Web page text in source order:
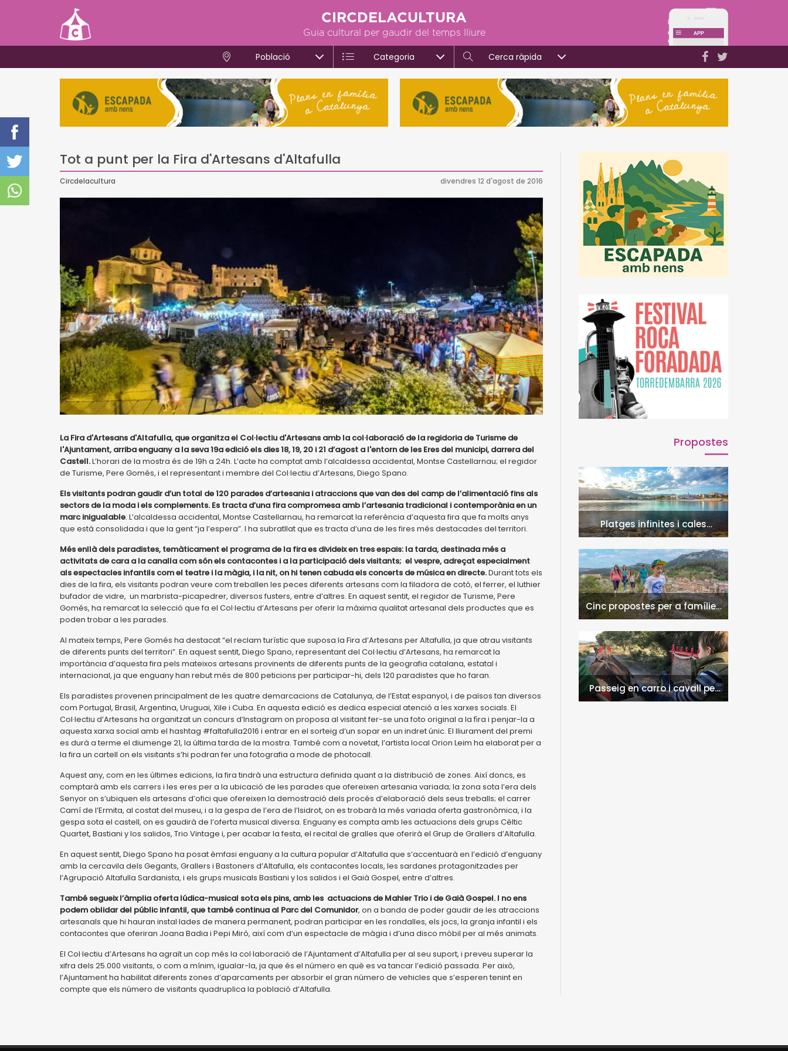
CIRCDELACULTURA
Guia cultural per gaudir del temps lliure
Població Categoria Cerca ràpida
Tot a punt per la Fira d'Artesans d'Altafulla
Circdelacultura divendres 12 d'agost de 2016
La Fira d'Artesans d'Altafulla, que organitza el Col·lectiu d'Artesans amb la col·laboració de la regidoria de Turisme de
l'Ajuntament, arriba enguany a la seva 19a edició els dies 18, 19, 20 i 21 d’agost a l'entorn de les Eres del municipi, darrera del
Castell.L’horari de la mostra és de 19h a 24h. L’acte ha comptat amb l’alcaldessa accidental, Montse Castellarnau; el regidor
de Turisme, Pere Gomés, i el representant i membre del Col·lectiu d’Artesans, Diego Spano.
Els visitants podran gaudir d’un total de 120 parades d’artesania i atraccions que van des del camp de l’alimentació fins als
sectors de la moda i els complements. Es tracta d’una fira compromesa amb l’artesania tradicional i contemporània en un
marc inigualable. L’alcaldessa accidental, Montse Castellarnau, ha remarcat la referència d’aquesta fira que fa molts anys
que està consolidada i que la gent “ja l’espera”. I ha subratllat que es tracta d’una de les fires més destacades del territori.
Més enllà dels paradistes, temàticament el programa de la fira es divideix en tres espais: la tarda, destinada més a
activitats de cara a la canalla com són els contacontes i a la participació dels visitants; el vespre, adreçat especialment
als espectacles infantils com el teatre i la màgia, i la nit, on hi tenen cabuda els concerts de música en directe.Durant tots els
dies de la fira, els visitants podran veure com treballen les peces diferents artesans com la filadora de cotó, el ferrer, el luthier
bufador de vidre, un marbrista-picapedrer, diversos fusters, entre d’altres. En aquest sentit, el regidor de Turisme, Pere
Gomés, ha remarcat la selecció que fa el Col·lectiu d’Artesans per oferir la màxima qualitat artesanal dels productes que es
poden trobar a les parades.
Al mateix temps, Pere Gomés ha destacat “el reclam turístic que suposa la Fira d’Artesans per Altafulla, ja que atrau visitants
de diferents punts del territori”. En aquest sentit, Diego Spano, representant del Col·lectiu d’Artesans, ha remarcat la
importància d’aquesta fira pels mateixos artesans provinents de diferents punts de la geografia catalana, estatal i
internacional, ja que enguany han rebut més de 800 peticions per participar-hi, dels 120 paradistes que ho faran.
Els paradistes provenen principalment de les quatre demarcacions de Catalunya, de l’Estat espanyol, i de països tan diversos
com Portugal, Brasil, Argentina, Uruguai, Xile i Cuba. En aquesta edició es dedica especial atenció a les xarxes socials. El
Col·lectiu d’Artesans ha organitzat un concurs d’Instagram on proposa al visitant fer-se una foto original a la ﬁra i penjar-la a
aquesta xarxa social amb el hashtag #faltafulla2016 i entrar en el sorteig d’un sopar en un indret únic. El lliurament del premi
es durà a terme el diumenge 21, la última tarda de la mostra. També com a novetat, l’artista local Orion Leim ha elaborat per a
la fira un cartell on els visitants s’hi podran fer una fotografia a mode de photocall.
Aquest any, com en les últimes edicions, la fira tindrà una estructura definida quant a la distribució de zones. Així doncs, es
comptarà amb els carrers i les eres per a la ubicació de les parades que ofereixen artesania variada; la zona sota l’era dels
Senyor on s’ubiquen els artesans d’ofici que ofereixen la demostració dels procés d’elaboració dels seus treballs; el carrer
Camí de l’Ermita, al costat del museu, i a la gespa de l’era de l’Isidrot, on es trobarà la més variada oferta gastronòmica, i la
gespa sota el castell, on es gaudirà de l’oferta musical diversa. Enguany es compta amb les actuacions dels grups Cèltic
Quartet, Bastiani y los salidos, Trio Vintage i, per acabar la festa, el recital de gralles que oferirà el Grup de Grallers d’Altafulla.
En aquest sentit, Diego Spano ha posat èmfasi enguany a la cultura popular d’Altafulla que s’accentuarà en l’edició d’enguany
amb la cercavila dels Gegants, Grallers i Bastoners d’Altafulla, els contacontes locals, les sardanes protagonitzades per
l’Agrupació Altafulla Sardanista, i els grups musicals Bastiani y los salidos i el Gaià Gospel, entre d’altres.
També segueix l’àmplia oferta lúdica-musical sota els pins, amb les actuacions de Mahler Trio i de Gaià Gospel. I no ens
podem oblidar del públic infantil, que també continua al Parc del Comunidor, on a banda de poder gaudir de les atraccions
artesanals que hi hauran instal·lades de manera permanent, podran participar en les rondalles, els jocs, la granja infantil i els
contacontes que oferiran Joana Badia i Pepi Miró, així com d’un espectacle de màgia i d’una disco mòbil per al més animats.
El Col·lectiu d’Artesans ha agraït un cop més la col·laboració de l’Ajuntament d’Altafulla per al seu suport, i preveu superar la
xifra dels 25.000 visitants, o com a mínim, igualar-la, ja que és el número en què es va tancar l’edició passada. Per això,
l’Ajuntament ha habilitat diferents zones d’aparcaments per absorbir el gran número de vehicles que s’esperen tenint en
compte que els número de visitants quadruplica la població d’Altafulla.
Propostes
Platges infinites i cales
naturals a l'Hospitalet de
l'Infant i la Vall de Llors
Cinc propostes per a famílies
a l'Hospitalet de l'Infant i la
Vall de Llors
Passeig en carro i cavall per
l'entorn de Nulles